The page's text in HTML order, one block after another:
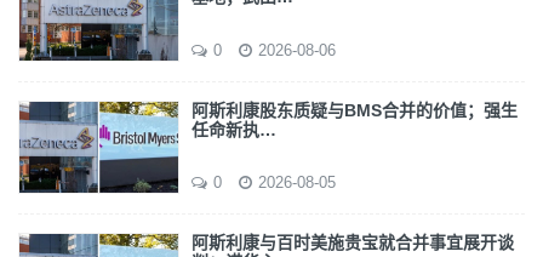
0 2026-08-06
阿斯利康股东质疑与BMS合并的价值；强生
任命新执…
0 2026-08-05
阿斯利康与百时美施贵宝就合并事宜展开谈